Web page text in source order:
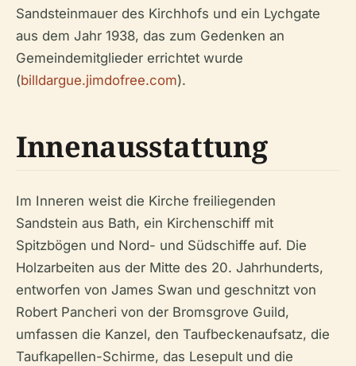
Sandsteinmauer des Kirchhofs und ein Lychgate
aus dem Jahr 1938, das zum Gedenken an
Gemeindemitglieder errichtet wurde
(billdargue.jimdofree.com).
Innenausstattung
Im Inneren weist die Kirche freiliegenden
Sandstein aus Bath, ein Kirchenschiff mit
Spitzbögen und Nord- und Südschiffe auf. Die
Holzarbeiten aus der Mitte des 20. Jahrhunderts,
entworfen von James Swan und geschnitzt von
Robert Pancheri von der Bromsgrove Guild,
umfassen die Kanzel, den Taufbeckenaufsatz, die
Taufkapellen-Schirme, das Lesepult und die